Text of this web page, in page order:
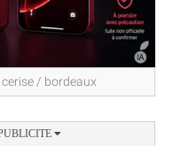
/ bordeaux